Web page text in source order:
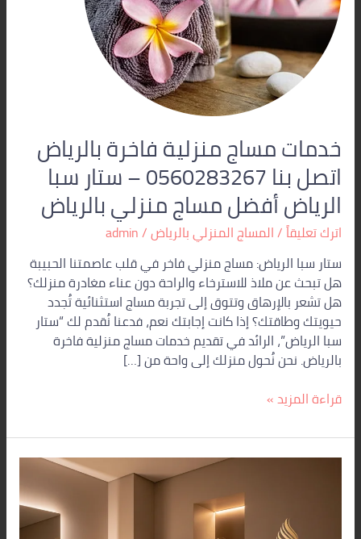
خدمات مساج منزلية فاخرة بالرياض
اتصل بنا 0560283267 – ستار سبا
الرياض أفضل مساج منزلي بالرياض
اترك تعليقاً/المساج المنزلي بالرياض/
admin
ستار سبا الرياض: مساج منزلي فاخر في قلب عاصمتنا الحبيبة
هل تبحث عن ملاذ للاسترخاء والراحة دون عناء مغادرة منزلك؟
هل تشعر بالإرهاق وتتوق إلى تجربة مساج استثنائية تُجدد
حيويتك وطاقتك؟ إذا كانت إجابتك نعم، فدعنا نُقدم لك “ستار
سبا الرياض”، الرائد في تقديم خدمات مساج منزلية فاخرة
بالرياض. نحن نُحول منزلك إلى واحة من […]
–
ستار
سبا
الرياض
منزلي
بالرياض
قراءة المزيد »
أفضل